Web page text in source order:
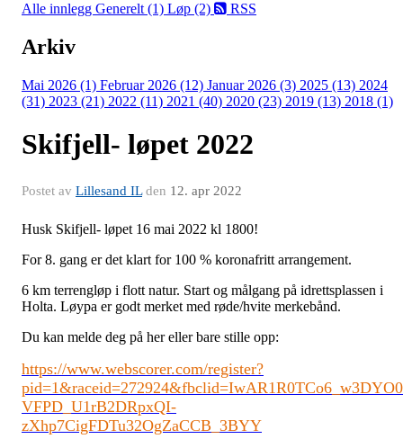
Alle innlegg Generelt (1) Løp (2) RSS
Arkiv
Mai 2026 (1) Februar 2026 (12) Januar 2026 (3) 2025 (13) 2024
(31) 2023 (21) 2022 (11) 2021 (40) 2020 (23) 2019 (13) 2018 (1)
Skifjell- løpet 2022
Postet av Lillesand ILden 12. apr 2022
Husk Skifjell- løpet 16 mai 2022 kl 1800!
For 8. gang er det klart for 100 % koronafritt arrangement.
6 km terrengløp i flott natur. Start og målgang på idrettsplassen i
Holta. Løypa er godt merket med røde/hvite merkebånd.
Du kan melde deg på her eller bare stille opp:
https://www.webscorer.com/register?
pid=1&raceid=272924&fbclid=IwAR1R0TCo6_w3DYO0
VFPD_U1rB2DRpxQI-
zXhp7CigFDTu32OgZaCCB_3BYY